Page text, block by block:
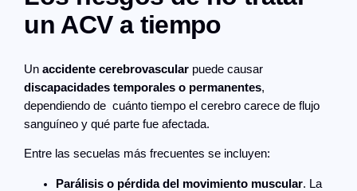
un ACV a tiempo
Unaccidente cerebrovascular puede causar
discapacidades temporales o permanentes,
dependiendo de cuánto tiempo el cerebro carece de flujo
sanguíneo y qué parte fue afectada.
Entre las secuelas más frecuentes se incluyen:
Parálisis o pérdida del movimiento muscular. La